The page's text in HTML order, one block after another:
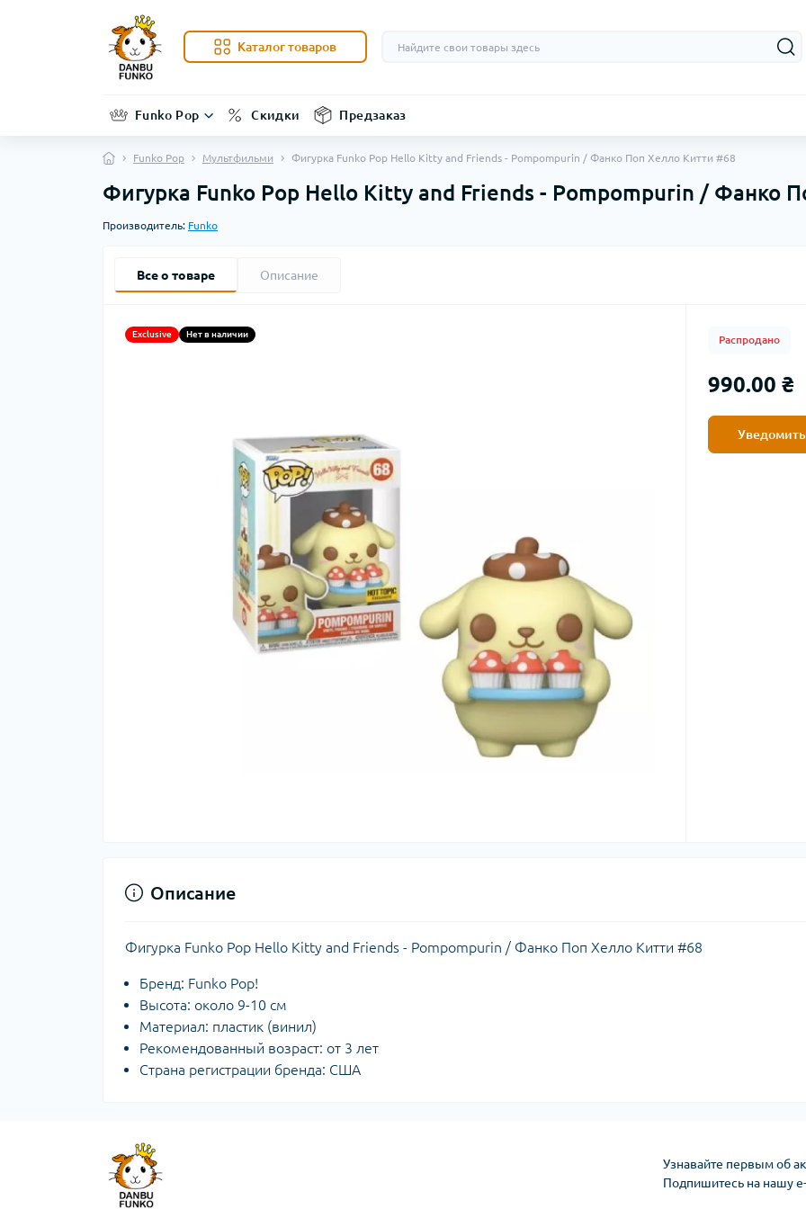
Каталог товаров
Funko Pop Скидки Предзаказ
Funko Pop Мультфильми Фигурка Funko Pop Hello Kitty and Friends - Pompompurin / Фанко Поп Хелло Китти #68
Фигурка Funko Pop Hello Kitty and Friends - Pompompurin / Фанко
Производитель: Funko
Все о товаре Описание
Exclusive Нет в наличии Распродано
990.00 ₴
Описание
Фигурка Funko Pop Hello Kitty and Friends - Pompompurin / Фанко Поп Хелло Китти #68
Бренд: Funko Pop!
Высота: около 9-10 см
Материал: пластик (винил)
Рекомендованный возраст: от 3 лет
Страна регистрации бренда: США
Узнавайте первым об
Подпишитесь на нашу